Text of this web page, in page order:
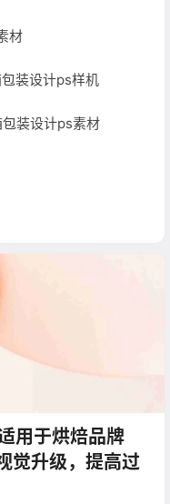
材
装设计ps样机
装设计ps素材
用于烘焙品牌
觉升级，提高过